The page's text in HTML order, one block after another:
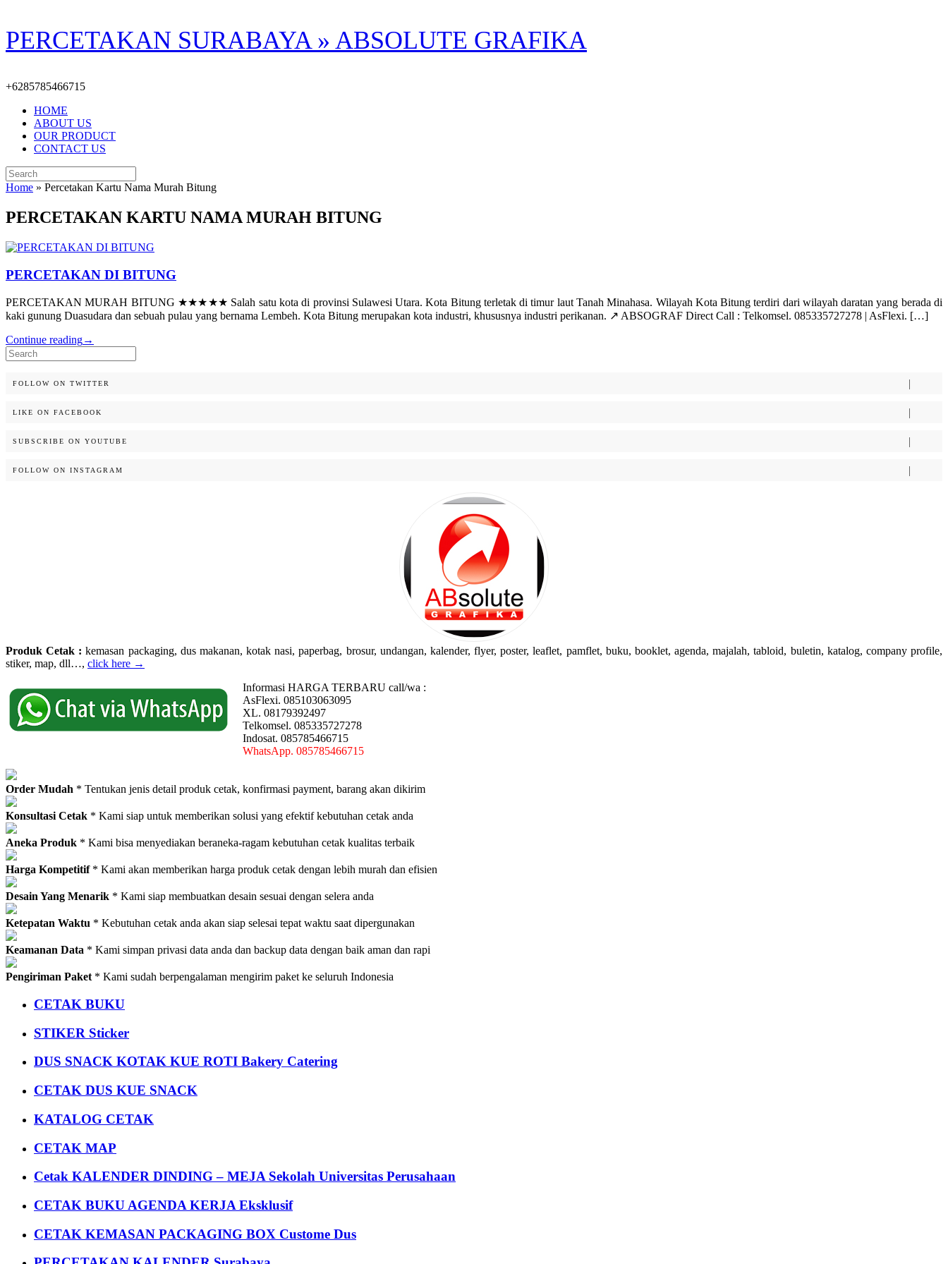
Skip
to
content
PERCETAKAN SURABAYA » ABSOLUTE GRAFIKA
+6285785466715
HOME
ABOUT US
OUR PRODUCT
CONTACT US
Search
for:
Home » Percetakan Kartu Nama Murah Bitung
PERCETAKAN KARTU NAMA MURAH BITUNG
PERCETAKAN DI BITUNG
PERCETAKAN MURAH BITUNG ★★★★★ Salah satu kota di provinsi Sulawesi Utara. Kota Bitung terletak di timur laut Tanah Minahasa. Wilayah Kota Bitung terdiri dari wilayah daratan yang berada di
kaki gunung Duasudara dan sebuah pulau yang bernama Lembeh. Kota Bitung merupakan kota industri, khususnya industri perikanan. ↗️ ABSOGRAF Direct Call : Telkomsel. 085335727278 | AsFlexi. […]
Continue reading→
Search
for:
FOLLOW ON TWITTER
LIKE ON FACEBOOK
SUBSCRIBE ON YOUTUBE
FOLLOW ON INSTAGRAM
Produk Cetak : kemasan packaging, dus makanan, kotak nasi, paperbag, brosur, undangan, kalender, flyer, poster, leaflet, pamflet, buku, booklet, agenda, majalah, tabloid, buletin, katalog, company profile,
stiker, map, dll…, click here →
Informasi HARGA TERBARU call/wa :
AsFlexi. 085103063095
XL. 08179392497
Telkomsel. 085335727278
Indosat. 085785466715
WhatsApp. 085785466715
Order Mudah * Tentukan jenis detail produk cetak, konfirmasi payment, barang akan dikirim
Konsultasi Cetak * Kami siap untuk memberikan solusi yang efektif kebutuhan cetak anda
Aneka Produk * Kami bisa menyediakan beraneka-ragam kebutuhan cetak kualitas terbaik
Harga Kompetitif* Kami akan memberikan harga produk cetak dengan lebih murah dan efisien
Desain Yang Menarik * Kami siap membuatkan desain sesuai dengan selera anda
Ketepatan Waktu * Kebutuhan cetak anda akan siap selesai tepat waktu saat dipergunakan
Keamanan Data * Kami simpan privasi data anda dan backup data dengan baik aman dan rapi
Pengiriman Paket * Kami sudah berpengalaman mengirim paket ke seluruh Indonesia
CETAK BUKU
STIKER Sticker
DUS SNACK KOTAK KUE ROTI Bakery Catering
CETAK DUS KUE SNACK
KATALOG CETAK
CETAK MAP
Cetak KALENDER DINDING – MEJA Sekolah Universitas Perusahaan
CETAK BUKU AGENDA KERJA Eksklusif
CETAK KEMASAN PACKAGING BOX Custome Dus